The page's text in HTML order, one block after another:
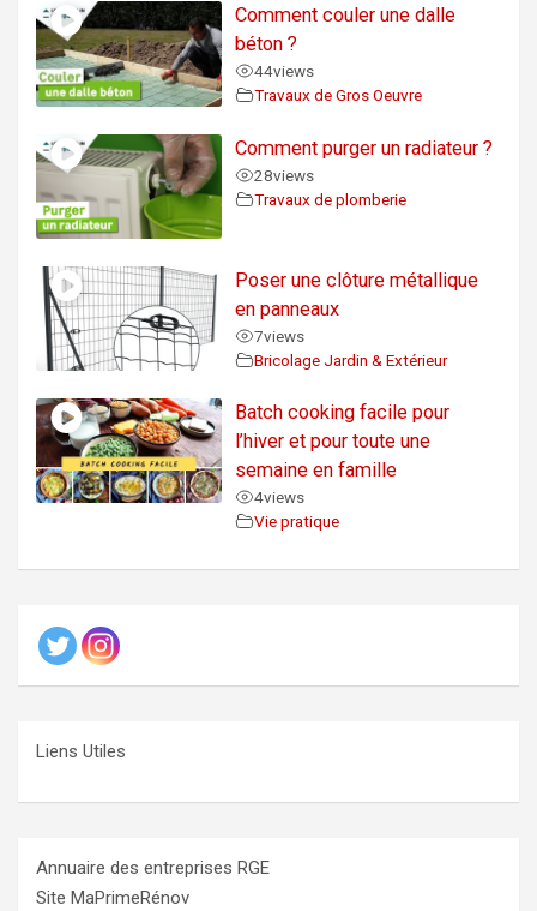
Comment couler une dalle
béton ?
44views
Travaux de Gros Oeuvre
Comment purger un radiateur ?
28views
Travaux de plomberie
Poser une clôture métallique
en panneaux
7views
Bricolage Jardin & Extérieur
Batch cooking facile pour
l’hiver et pour toute une
semaine en famille
4views
Vie pratique
Liens Utiles
Annuaire des entreprises RGE
Site MaPrimeRénov